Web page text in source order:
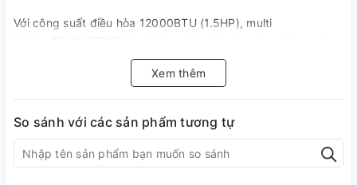
Với công suất điều hòa 12000BTU (1.5HP), multi
diện tích dưới 20m2: Phòng ngủ, phòng làm việc...
Chế độ tiết kiệm điện
Bên cạnh công nghệ Inverter tiên tiến giúp máy điều hòa vận
hành bền bỉ, êm ái, tiết kiệm điện, thì điều hòa multi
DaikinCDXM35RVMVcòn có tính năng Econo. Chỉ với một
Xem thêm
So sánh với các sản phẩm tương tự